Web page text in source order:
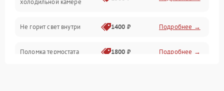
холодильной камере
Не горит свет внутри 1400 ₽ Подробнее →
Поломка термостата 1800 ₽ Подробнее →